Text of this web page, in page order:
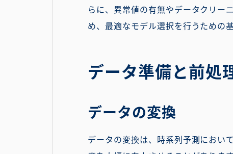
らに、異常値の有無やデータクリー
め、最適なモデル選択を行うための
データ準備と前処
データの変換
データの変換は、時系列予測におい